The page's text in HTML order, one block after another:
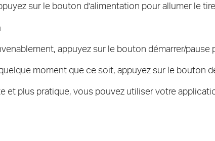
sur le bouton d'alimentation pour allumer le
appuyez sur le bouton démarrer/pause
moment que ce soit, appuyez sur le bouton
et plus pratique, vous pouvez utiliser votre